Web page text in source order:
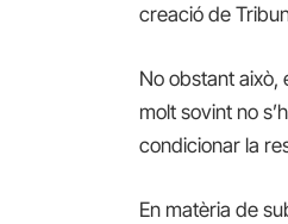
creació de
No obstant això,
molt sovint no
condicionar la
En matèria de